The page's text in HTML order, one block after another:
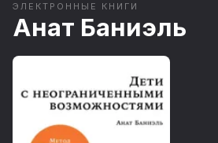
ЭЛЕКТРОННЫЕ КНИГИ
Анат Баниэль